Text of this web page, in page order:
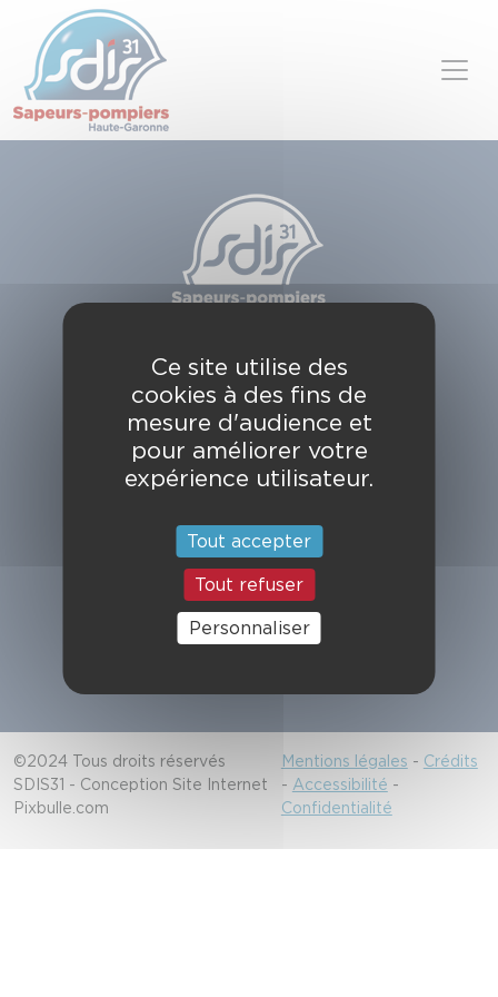
49, chemin de l'Armurié
C.S. 80123
31772 COLOMIERS CEDEX
Contactez-nous
Alerter les secours
18/112
©2024 Tous droits réservés
SDIS31 - Conception Site Internet
Pixbulle.com
Mentions légales - Crédits
- Accessibilité -
Confidentialité
Panneau de gestion des cookies
Ce site utilise des
cookies à des fins de
mesure d'audience et
pour améliorer votre
expérience utilisateur.
Tout accepter
Tout refuser
Personnaliser